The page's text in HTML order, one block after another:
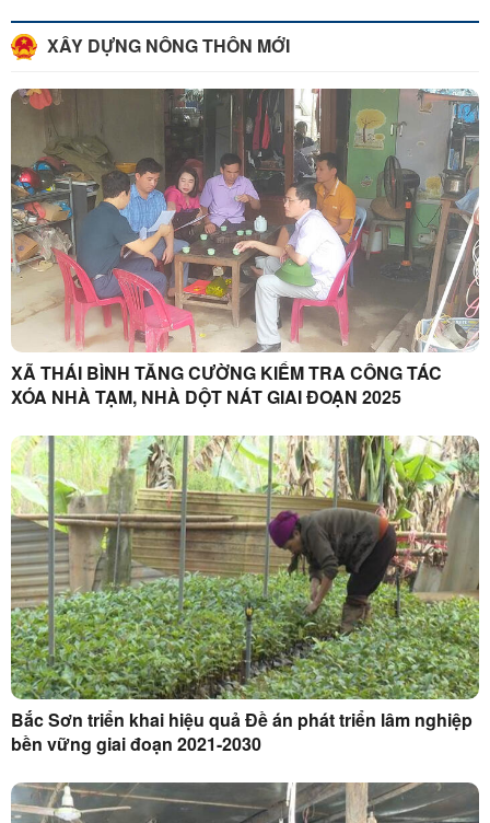
XÂY DỰNG NÔNG THÔN MỚI
XÃ THÁI BÌNH TĂNG CƯỜNG KIỂM TRA CÔNG TÁC
XÓA NHÀ TẠM, NHÀ DỘT NÁT GIAI ĐOẠN 2025
Bắc Sơn triển khai hiệu quả Đề án phát triển lâm nghiệp
bền vững giai đoạn 2021-2030